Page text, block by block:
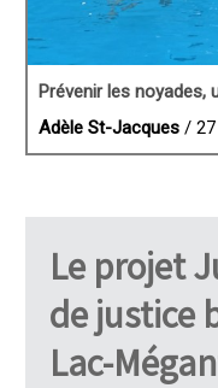
Prévenir les noyades,
Adèle St-Jacques / 27
Le projet
de justice
Lac-